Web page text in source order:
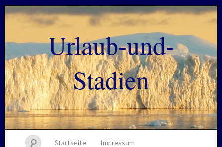
Urlaub-und-
Stadien
Startseite
Impressum